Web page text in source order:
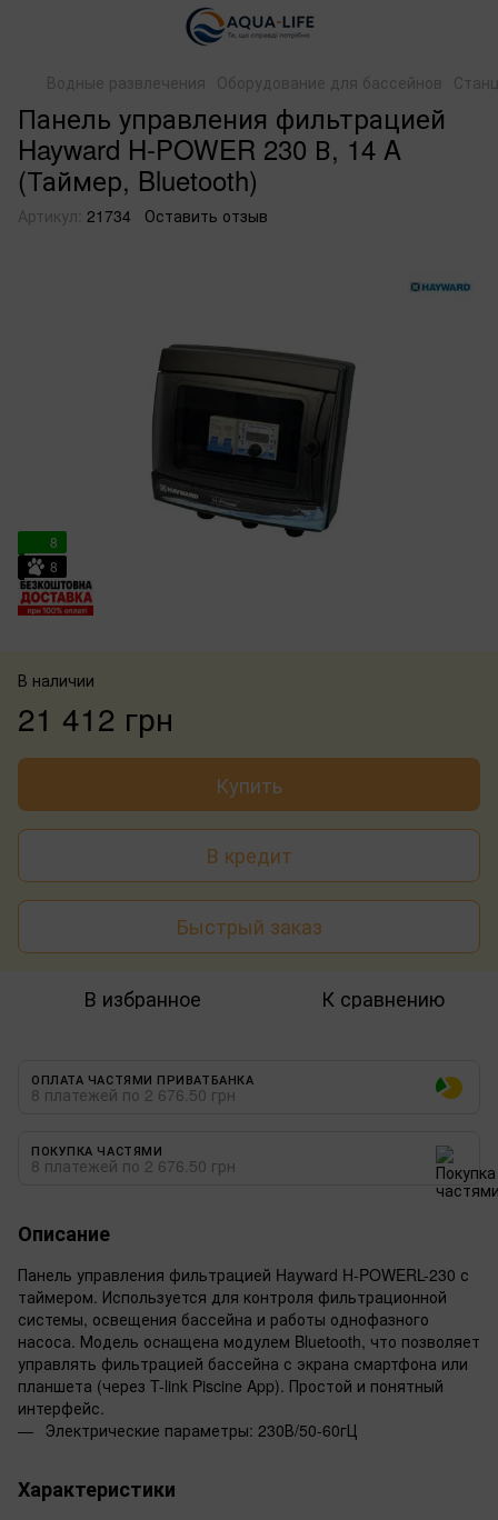
Водные развлечения Оборудование для бассейнов
Панель управления фильтрацией
Hayward H-POWER 230 В, 14 A
(Таймер, Bluetooth)
Артикул: 21734 Оставить отзыв
8
8
В наличии
21 412 грн
Купить
В кредит
Быстрый заказ
В избранное К сравнению
ОПЛАТА ЧАСТЯМИ ПРИВАТБАНКА
8 платежей по 2 676.50 грн
ПОКУПКА ЧАСТЯМИ
8 платежей по 2 676.50 грн
Описание
Панель управления фильтрацией Hayward H-POWERL-230 с
таймером. Используется для контроля фильтрационной
системы, освещения бассейна и работы однофазного
насоса. Модель оснащена модулем Bluetooth, что позволяет
управлять фильтрацией бассейна с экрана смартфона или
планшета (через T-link Piscine App). Простой и понятный
интерфейс.
Электрические параметры: 230В/50-60гЦ
Характеристики